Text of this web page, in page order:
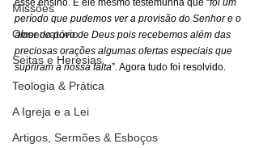
Missões
Observatório
Seitas e Heresias
Teologia & Prática
A Igreja e a Lei
Artigos, Sermões & Esboços
esse ensino. E ele mesmo testemunha que “foi um
período que pudemos ver a provisão do Senhor e o
amor do povo de Deus pois recebemos além das
preciosas orações algumas ofertas especiais que
supriram a nossa falta”. Agora tudo foi resolvido.